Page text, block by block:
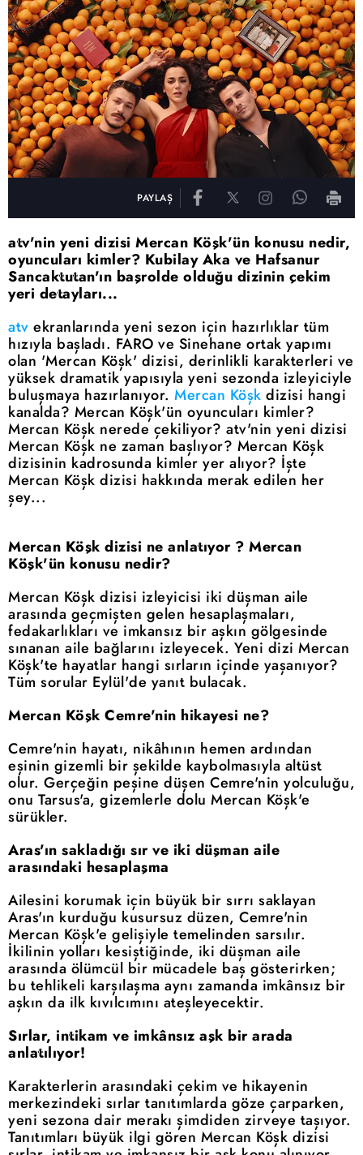
PAYLAŞ
atv'nin yeni dizisi Mercan Köşk'ün konusu nedir,
oyuncuları kimler? Kubilay Aka ve Hafsanur
Sancaktutan'ın başrolde olduğu dizinin çekim
yeri detayları...
atv ekranlarında yeni sezon için hazırlıklar tüm
hızıyla başladı. FARO ve Sinehane ortak yapımı
olan 'Mercan Köşk' dizisi, derinlikli karakterleri ve
yüksek dramatik yapısıyla yeni sezonda izleyiciyle
buluşmaya hazırlanıyor. Mercan Köşk dizisi hangi
kanalda? Mercan Köşk'ün oyuncuları kimler?
Mercan Köşk nerede çekiliyor? atv'nin yeni dizisi
Mercan Köşk ne zaman başlıyor? Mercan Köşk
dizisinin kadrosunda kimler yer alıyor? İşte
Mercan Köşk dizisi hakkında merak edilen her
şey...
Mercan Köşk dizisi ne anlatıyor ? Mercan
Köşk'ün konusu nedir?
Mercan Köşk dizisi izleyicisi iki düşman aile
arasında geçmişten gelen hesaplaşmaları,
fedakarlıkları ve imkansız bir aşkın gölgesinde
sınanan aile bağlarını izleyecek. Yeni dizi Mercan
Köşk'te hayatlar hangi sırların içinde yaşanıyor?
Tüm sorular Eylül'de yanıt bulacak.
Mercan Köşk Cemre'nin hikayesi ne?
Cemre'nin hayatı, nikâhının hemen ardından
eşinin gizemli bir şekilde kaybolmasıyla altüst
olur. Gerçeğin peşine düşen Cemre'nin yolculuğu,
onu Tarsus'a, gizemlerle dolu Mercan Köşk'e
sürükler.
Aras'ın sakladığı sır ve iki düşman aile
arasındaki hesaplaşma
Ailesini korumak için büyük bir sırrı saklayan
Aras'ın kurduğu kusursuz düzen, Cemre'nin
Mercan Köşk'e gelişiyle temelinden sarsılır.
İkilinin yolları kesiştiğinde, iki düşman aile
arasında ölümcül bir mücadele baş gösterirken;
bu tehlikeli karşılaşma aynı zamanda imkânsız bir
aşkın da ilk kıvılcımını ateşleyecektir.
Sırlar, intikam ve imkânsız aşk bir arada
anlatılıyor!
Karakterlerin arasındaki çekim ve hikayenin
merkezindeki sırlar tanıtımlarda göze çarparken,
yeni sezona dair merakı şimdiden zirveye taşıyor.
Tanıtımları büyük ilgi gören Mercan Köşk dizisi